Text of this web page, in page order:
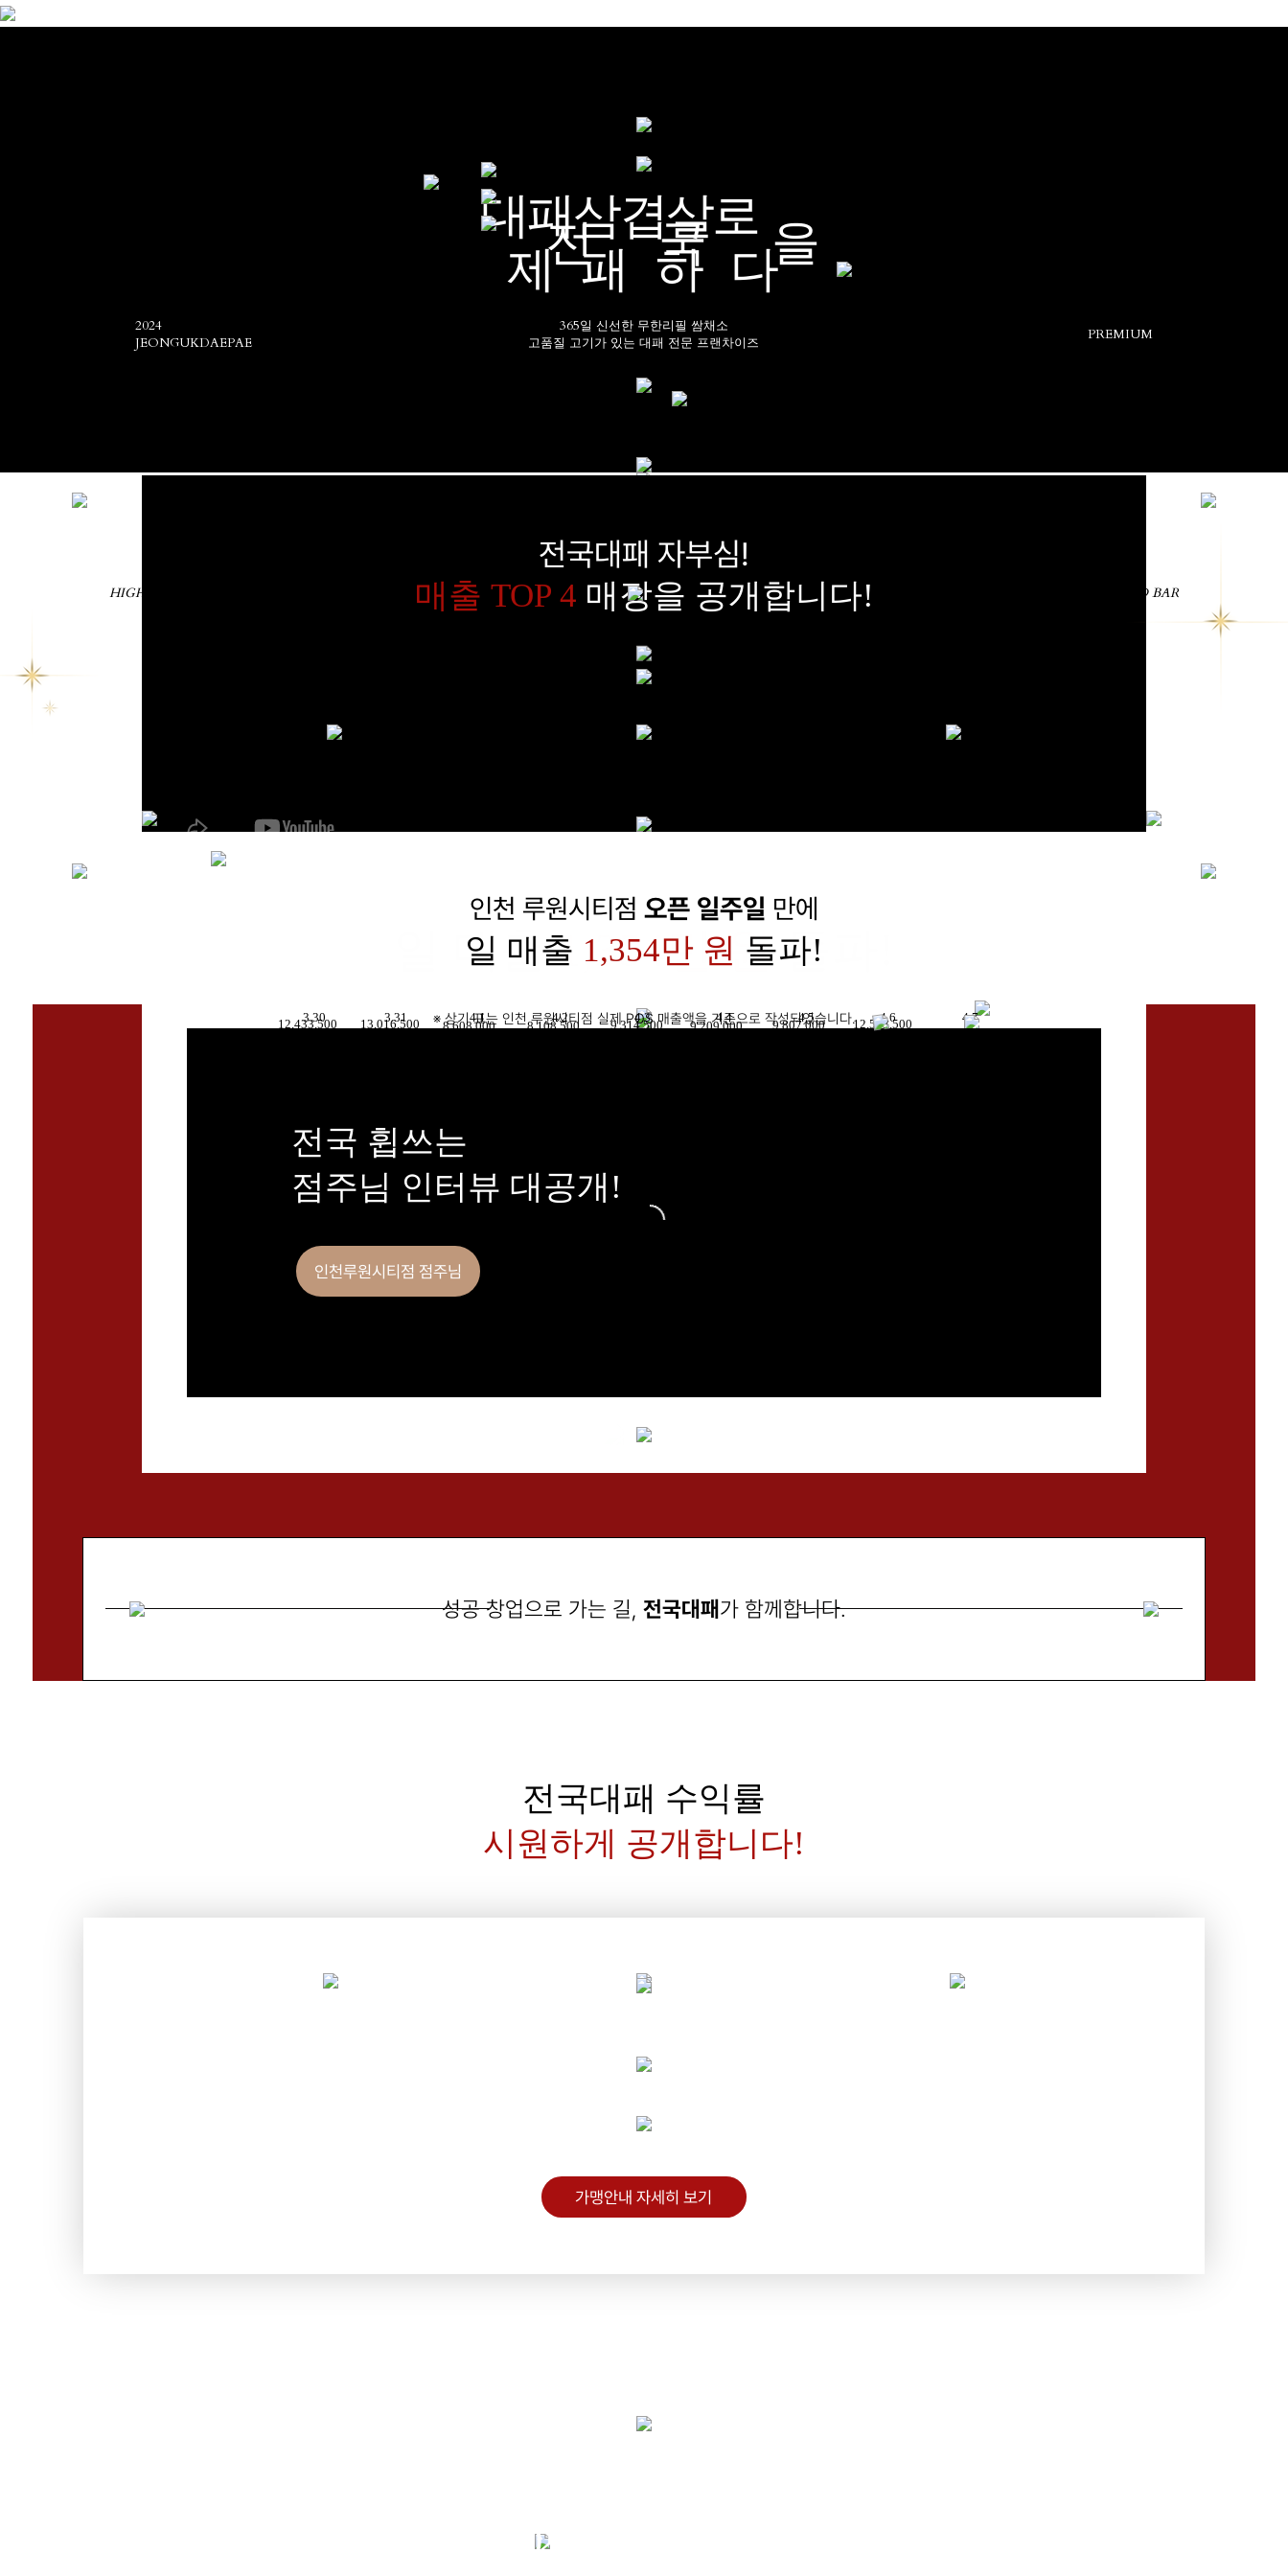
대패삼겹살로
전국을
제패하다
2024
JEONGUKDAEPAE
365일 신선한 무한리필 쌈채소
고품질 고기가 있는 대패 전문 프랜차이즈
PREMIUM
HIGH QUALITY FRESH SALAD BAR
제대로
입소문 난전국대패!
전국대패 자부심!
매출 TOP 4 매장을 공개합니다!
인천 루원시티점 오픈 일주일 만에
일 매출 1,354만 원 돌파!
일 매출1,354만 원돌파!
3.30 3.31 4.1 4.2 4.3 4.4 4.5 4.6 4.7
12,433,500 13,016,500 8,608,000 8,108,500 9,314,500 9,209,000 9,807,000 12,563,500
※ 상기 표는 인천 루원시티점 실제 POS 매출액을 기준으로 작성되었습니다.
전국 휩쓰는
점주님 인터뷰 대공개!
인천루원시티점 점주님
성공 창업으로 가는 길, 전국대패가 함께합니다.
전국대패 수익률
시원하게 공개합니다!
가맹안내 자세히 보기
1,300만 원 창업 지원